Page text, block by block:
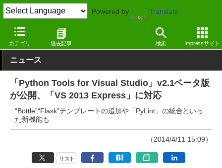
Powered by Translate
カテゴリ 過去記事 検索 Impressサイト
窓の杜 プログラミング Windows
ニュース
「Python Tools for Visual Studio」v2.1ベータ版
が公開、「VS 2013 Express」に対応
“Bottle”“Flask”テンプレートの追加や「PyLint」の統合といっ
た新機能も
（2014/4/11 15:09）
リスト